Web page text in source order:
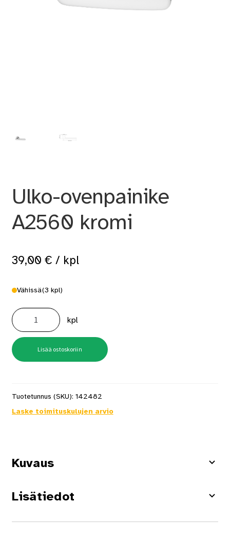
Ulko-ovenpainike
A2560 kromi
39,00 € / kpl
Vähissä(3 kpl)
Ulko-
ovenpainike
A2560
kromi
määrä
kpl
Lisää ostoskoriin
Tuotetunnus (SKU): 142482
Laske toimituskulujen arvio
Kuvaus
Lisätiedot